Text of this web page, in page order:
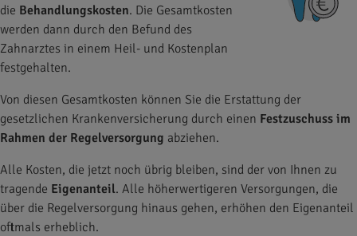
die Behandlungskosten. Die Gesamtkosten
werden dann durch den Befund des
Zahnarztes in einem Heil- und Kostenplan
festgehalten.
Von diesen Gesamtkosten können Sie die Erstattung der
gesetzlichen Krankenversicherung durch einen Festzuschuss im
Rahmen der Regelversorgung abziehen.
Alle Kosten, die jetzt noch übrig bleiben, sind der von Ihnen zu
tragende Eigenanteil. Alle höherwertigeren Versorgungen, die
über die Regelversorgung hinaus gehen, erhöhen den Eigenanteil
oftmals erheblich.